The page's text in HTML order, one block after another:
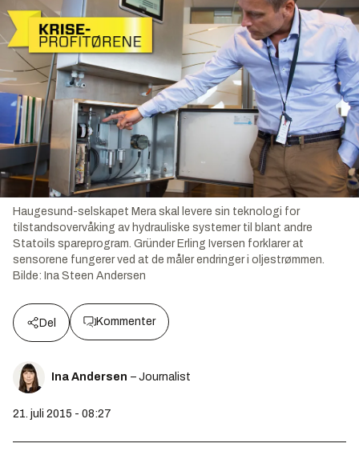
Haugesund-selskapet Mera skal levere sin teknologi for
tilstandsovervåking av hydrauliske systemer til blant andre
Statoils spareprogram. Gründer Erling Iversen forklarer at
sensorene fungerer ved at de måler endringer i oljestrømmen.
Bilde: Ina Steen Andersen
Del Kommenter
Ina Andersen – Journalist
21. juli 2015 - 08:27